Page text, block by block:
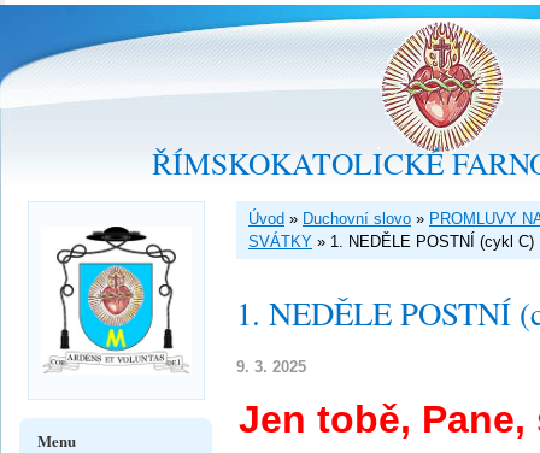
ŘÍMSKOKATOLICKÉ
Úvod » Duchovní slovo » PROMLUVY
SVÁTKY » 1. NEDĚLE POSTNÍ (cykl C)
1. NEDĚLE POSTNÍ
9. 3. 2025
Jen tobě,
Menu